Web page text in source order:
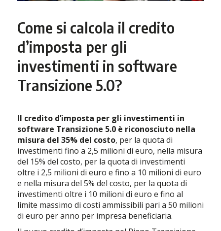
Come si calcola il credito
d’imposta per gli
investimenti in software
Transizione 5.0?
Il credito d’imposta per gli investimenti in
software Transizione 5.0 è riconosciuto nella
misura del 35% del costo, per la quota di
investimenti fino a 2,5 milioni di euro, nella misura
del 15% del costo, per la quota di investimenti
oltre i 2,5 milioni di euro e fino a 10 milioni di euro
e nella misura del 5% del costo, per la quota di
investimenti oltre i 10 milioni di euro e fino al
limite massimo di costi ammissibili pari a 50 milioni
di euro per anno per impresa beneficiaria.